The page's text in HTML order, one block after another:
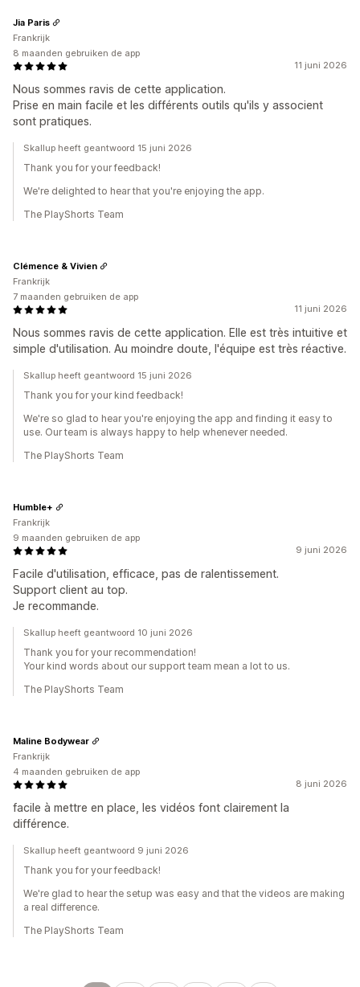
11 juni 2026
Nous sommes ravis de cette application.
Prise en main facile et les différents outils qu'ils y associent
sont pratiques.
Jia Paris
Frankrijk
8 maanden gebruiken de app
Skallup heeft geantwoord 15 juni 2026
Thank you for your feedback!
We're delighted to hear that you're enjoying the app.
The PlayShorts Team
11 juni 2026
Nous sommes ravis de cette application. Elle est très intuitive et
simple d'utilisation. Au moindre doute, l'équipe est très réactive.
Clémence & Vivien
Frankrijk
7 maanden gebruiken de app
Skallup heeft geantwoord 15 juni 2026
Thank you for your kind feedback!
We're so glad to hear you're enjoying the app and finding it easy to
use. Our team is always happy to help whenever needed.
The PlayShorts Team
9 juni 2026
Facile d'utilisation, efficace, pas de ralentissement.
Support client au top.
Je recommande.
Humble+
Frankrijk
9 maanden gebruiken de app
Skallup heeft geantwoord 10 juni 2026
Thank you for your recommendation!
Your kind words about our support team mean a lot to us.
The PlayShorts Team
8 juni 2026
facile à mettre en place, les vidéos font clairement la
différence.
Maline Bodywear
Frankrijk
4 maanden gebruiken de app
Skallup heeft geantwoord 9 juni 2026
Thank you for your feedback!
We're glad to hear the setup was easy and that the videos are making
a real difference.
The PlayShorts Team